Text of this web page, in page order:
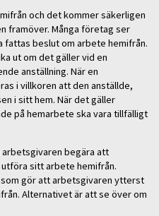
och det kommer säkerligen
framöver. Många företag ser
fattas beslut om arbete hemifrån.
ut om det gäller vid en
anställning. När en
i villkoren att den anställde,
i sitt hem. När det gäller
på hemarbete ska vara tillfälligt
arbetsgivaren begära att
sitt arbete hemifrån.
som gör att arbetsgivaren ytterst
Alternativet är att se över om